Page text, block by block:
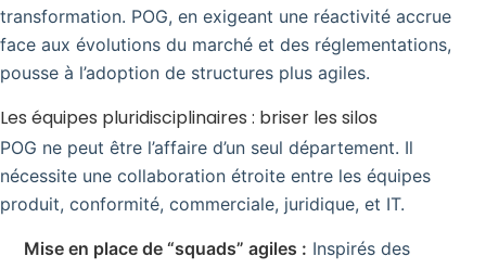
transformation. POG, en exigeant une réactivité accrue
face aux évolutions du marché et des réglementations,
pousse à l’adoption de structures plus agiles.
Les équipes pluridisciplinaires : briser les silos
POG ne peut être l’affaire d’un seul département. Il
nécessite une collaboration étroite entre les équipes
produit, conformité, commerciale, juridique, et IT.
Mise en place de “squads” agiles : Inspirés des